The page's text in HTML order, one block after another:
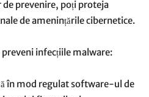
prevenire, poți proteja
de amenințările cibernetice.
infecțiile malware:
în mod regulat software-ul de